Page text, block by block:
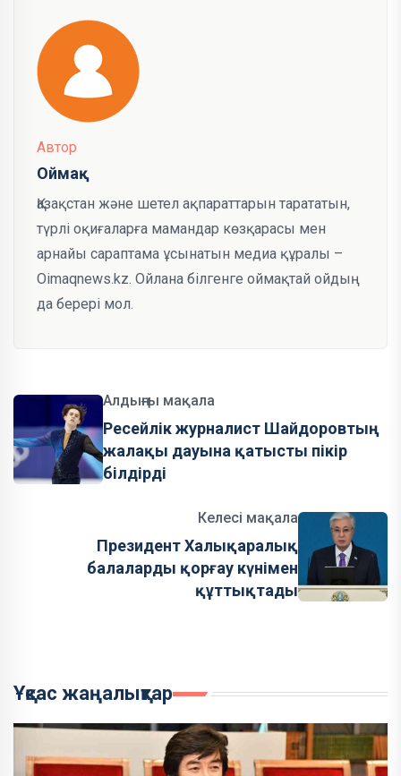
Автор
Оймақ
Қазақстан және шетел ақпараттарын тарататын,
түрлі оқиғаларға мамандар көзқарасы мен
арнайы сараптама ұсынатын медиа құралы –
Oimaqnews.kz. Ойлана білгенге оймақтай ойдың
да берері мол.
Алдыңғы мақала
Ресейлік журналист Шайдоровтың
жалақы дауына қатысты пікір
білдірді
Келесі мақала
Президент Халықаралық
балаларды қорғау күнімен
құттықтады
Ұқсас жаңалықтар